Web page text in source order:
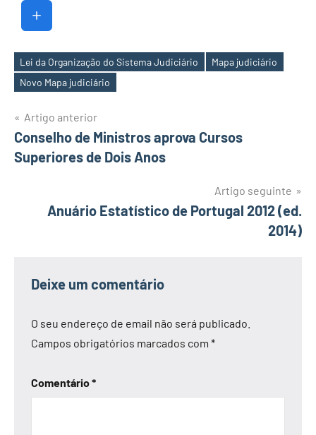
Etiquetas
Lei da Organização do Sistema Judiciário
Mapa judiciário
Novo Mapa judiciário
Navegação
de
Artigo anterior
Conselho de Ministros aprova Cursos
Superiores de Dois Anos
Artigo seguinte
Anuário Estatístico de Portugal 2012 (ed.
2014)
Deixe um comentário
O seu endereço de email não será publicado.
Campos obrigatórios marcados com *
Comentário*